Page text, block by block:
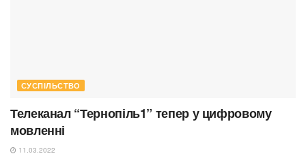
СУСПІЛЬСТВО
Телеканал “Тернопіль1” тепер у цифровому
мовленні
11.03.2022